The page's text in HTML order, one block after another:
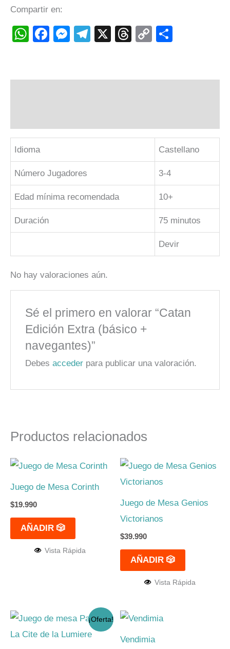
Compartir en:
WhatsApp
Facebook
Messenger
Telegram
X Threads
Copy
Idioma Castellano
Número Jugadores 3-4
Edad mínima recomendada 10+
Duración 75 minutos
Devir
No hay valoraciones aún.
Sé el primero en valorar “Catan
Edición Extra (básico +
navegantes)”
Debesacceder para publicar una valoración.
Productos relacionados
Juego de Mesa Corinth
$19.990
AÑADIR 🎲
Vista Rápida
Juego de Mesa Genios
Victorianos
$39.990
AÑADIR 🎲
Vista Rápida
¡Oferta!
El
original
El
actual
Vendimia